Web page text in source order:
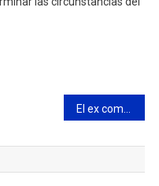
El ex combatiente Córdova le entregó al HCD un cuadro homenaje a los héroes y caídos de Malvinas